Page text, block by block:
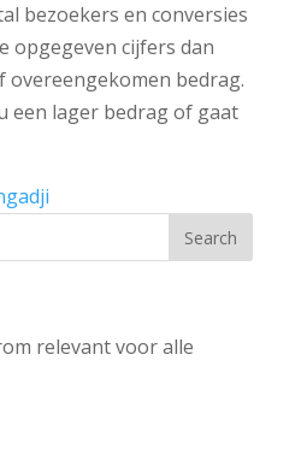
bezoekers en conversies
opgegeven cijfers dan
overeengekomen bedrag.
een lager bedrag of gaat
relevant voor alle